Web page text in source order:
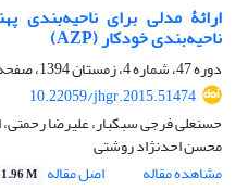
ارائۀ مدلی برای ناحیه‌بندی
ناحیه‌بندی خودکار (AZP)
دوره 47، شماره 4، زمستان 1394، صفحه
10.22059/jhgr.2015.51474
حسنعلی فرجی سبکبار، علیرضا
محسن احدنژاد روشتی
مشاهده مقاله
اصل مقاله 1.96 M